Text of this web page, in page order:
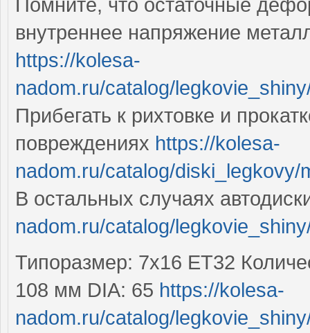
Помните, что остаточные
внутреннее напряжение
https://kolesa-
nadom.ru/catalog/
Прибегать к рихтовке и
повреждениях https://kolesa-
nadom.ru/catalog/
В остальных случаях
nadom.ru/catalog/
Типоразмер: 7x16 ET32
108 мм DIA: 65 https://kolesa-
nadom.ru/catalog/